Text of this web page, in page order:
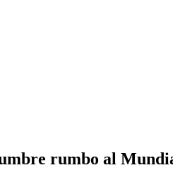
rumbo al